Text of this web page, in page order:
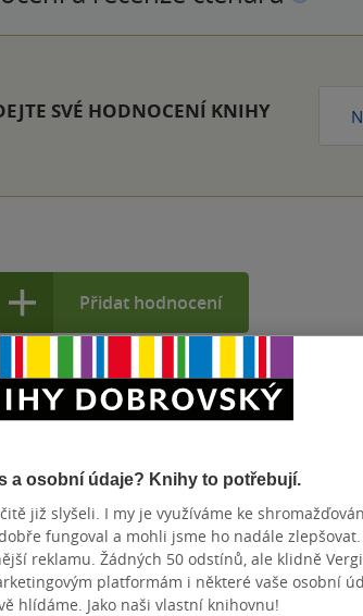
SVÉ HODNOCENÍ KNIHY
Přidat hodnocení
Dcery čarodějnice,
napsala několik krimi-
P. J.
a osobní údaje? Knihy to potřebují.
již slyšeli. I my je využíváme ke
fungoval a mohli jsme ho nadále zlepšovat.
reklamu. Žádných 50 odstínů, ale klidně
platformám i některé vaše osobní
hlídáme. Jako naši vlastní knihovnu!